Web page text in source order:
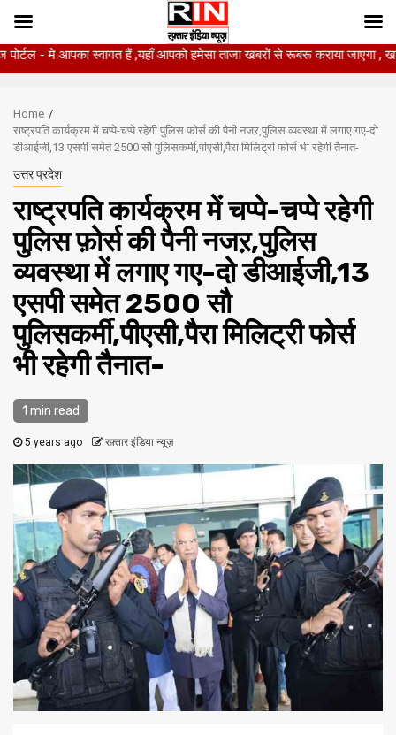
स्वागत हैं ,यहाँ आपको हमेसा ताजा खबरों से रूबरू कराया जाएगा , खबर ओर
content
Home
राष्ट्रपति कार्यक्रम में चप्पे-चप्पे रहेगी पुलिस फ़ोर्स की पैनी नजऱ,पुलिस व्यवस्था में लगाए गए-दो
डीआईजी,13 एसपी समेत 2500 सौ पुलिसकर्मी,पीएसी,पैरा मिलिट्री फोर्स भी रहेगी तैनात-
उत्तर प्रदेश
राष्ट्रपति कार्यक्रम में चप्पे-चप्पे रहेगी
पुलिस फ़ोर्स की पैनी नजऱ,पुलिस
व्यवस्था में लगाए गए-दो डीआईजी,13
एसपी समेत 2500 सौ
पुलिसकर्मी,पीएसी,पैरा मिलिट्री फोर्स
भी रहेगी तैनात-
1 min read
5 years ago रफ़्तार इंडिया न्यूज़